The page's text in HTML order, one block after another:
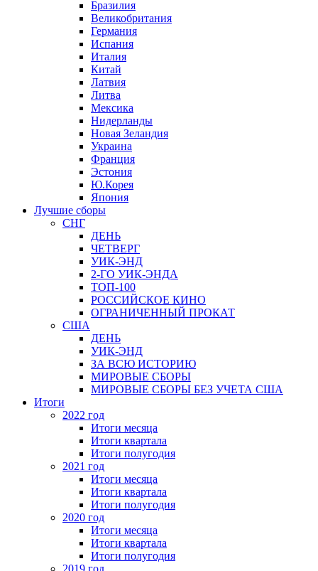
Бразилия
Великобритания
Германия
Испания
Италия
Китай
Латвия
Литва
Мексика
Нидерланды
Новая Зеландия
Украина
Франция
Эстония
Ю.Корея
Япония
Лучшие сборы
СНГ
ДЕНЬ
ЧЕТВЕРГ
УИК-ЭНД
2-ГО УИК-ЭНДА
ТОП-100
РОССИЙСКОЕ КИНО
ОГРАНИЧЕННЫЙ ПРОКАТ
США
ДЕНЬ
УИК-ЭНД
ЗА ВСЮ ИСТОРИЮ
МИРОВЫЕ СБОРЫ
МИРОВЫЕ СБОРЫ БЕЗ УЧЕТА США
Итоги
2022 год
Итоги месяца
Итоги квартала
Итоги полугодия
2021 год
Итоги месяца
Итоги квартала
Итоги полугодия
2020 год
Итоги месяца
Итоги квартала
Итоги полугодия